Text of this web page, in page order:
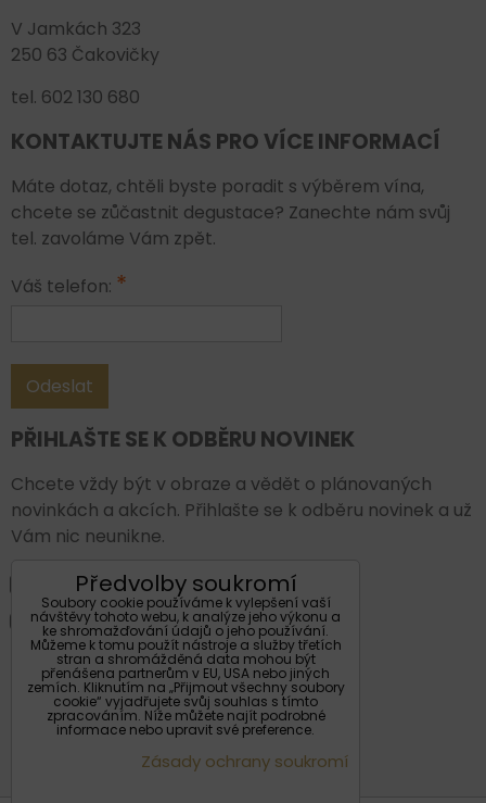
V Jamkách 323
250 63 Čakovičky
tel. 602 130 680
KONTAKTUJTE NÁS PRO VÍCE INFORMACÍ
Máte dotaz, chtěli byste poradit s výběrem vína,
chcete se zůčastnit degustace? Zanechte nám svůj
tel. zavoláme Vám zpět.
Váš telefon: *
Odeslat
PŘIHLAŠTE SE K ODBĚRU NOVINEK
Chcete vždy být v obraze a vědět o plánovaných
novinkách a akcích. Přihlašte se k odběru novinek a už
Vám nic neunikne.
Facebook
Instagram
Váš email:
Předvolby soukromí
Soubory cookie používáme k vylepšení vaší
návštěvy tohoto webu, k analýze jeho výkonu a
ke shromažďování údajů o jeho používání.
Můžeme k tomu použít nástroje a služby třetích
stran a shromážděná data mohou být
přenášena partnerům v EU, USA nebo jiných
zemích. Kliknutím na „Přijmout všechny soubory
cookie“ vyjadřujete svůj souhlas s tímto
zpracováním. Níže můžete najít podrobné
informace nebo upravit své preference.
Zásady ochrany soukromí